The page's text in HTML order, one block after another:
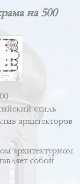
на 500
стиль
архитекторов
архитектурном
собой